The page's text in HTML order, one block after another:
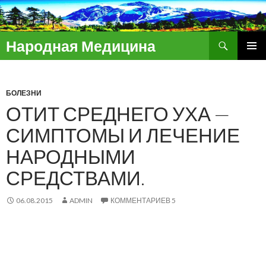
Народная Медицина
ПЕРЕЙТИ
БОЛЕЗНИ
ОТИТ СРЕДНЕГО УХА —
СИМПТОМЫ И ЛЕЧЕНИЕ
НАРОДНЫМИ
СРЕДСТВАМИ.
06.08.2015 ADMIN КОММЕНТАРИЕВ 5